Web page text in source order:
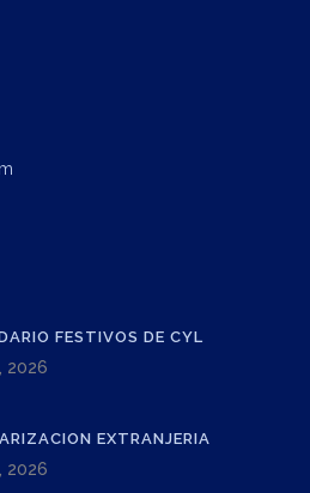
FESTIVOS DE CYL
2026
EXTRANJERIA
2026